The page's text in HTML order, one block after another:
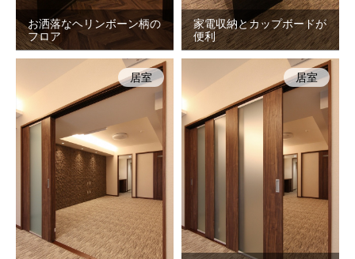
お洒落なヘリンボーン柄の
フロア
家電収納とカップボードが
便利
居室 居室